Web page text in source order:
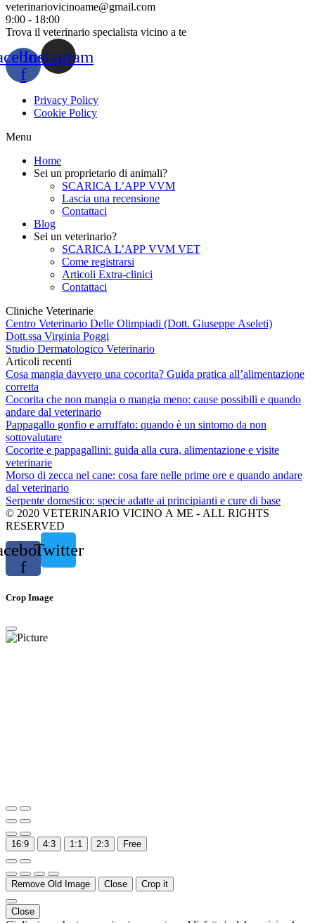
veterinariovicinoame@gmail.com
9:00 - 18:00
Trova il veterinario specialista vicino a te
f
Instagram
Privacy Policy
Cookie Policy
Menu
Home
Sei un proprietario di animali?
SCARICA L’APP VVM
Lascia una recensione
Contattaci
Blog
Sei un veterinario?
SCARICA L’APP VVM VET
Come registrarsi
Articoli Extra-clinici
Contattaci
Cliniche Veterinarie
Centro Veterinario Delle Olimpiadi (Dott. Giuseppe Aseleti)
Dott.ssa Virginia Poggi
Studio Dermatologico Veterinario
Articoli recenti
Cosa mangia davvero una cocorita? Guida pratica all’alimentazione
corretta
Cocorita che non mangia o mangia meno: cause possibili e quando
andare dal veterinario
Pappagallo gonfio e arruffato: quando è un sintomo da non
sottovalutare
Cocorite e pappagallini: guida alla cura, alimentazione e visite
veterinarie
Morso di zecca nel cane: cosa fare nelle prime ore e quando andare
dal veterinario
Serpente domestico: specie adatte ai principianti e cure di base
© 2020 VETERINARIO VICINO A ME - ALL RIGHTS
RESERVED
f
Twitter
Crop Image
16:9 4:3 1:1 2:3 Free
Remove Old Image Close Crop it
Close